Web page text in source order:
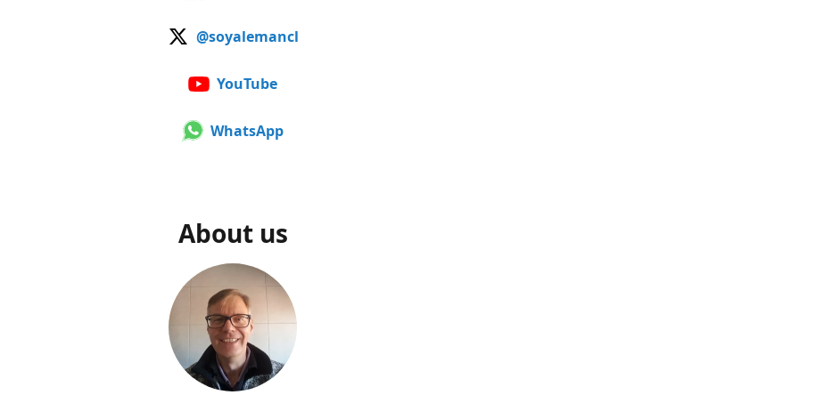
@soyalemancl
YouTube
WhatsApp
About us